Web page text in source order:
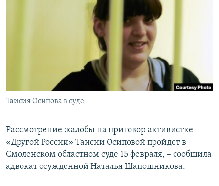
РАСПИСАНИЕ ВЕЩАНИЯ
ПОДПИШИТЕСЬ НА РАССЫЛКУ
СОЦИАЛЬНЫЕ СЕТИ
Все сайты РСЕ/РС
Таисия Осипова в суде
Рассмотрение жалобы на приговор активистке
«Другой России» Таисии Осиповой пройдет в
Смоленском областном суде 15 февраля, – сообщила
адвокат осужденной Наталья Шапошникова.